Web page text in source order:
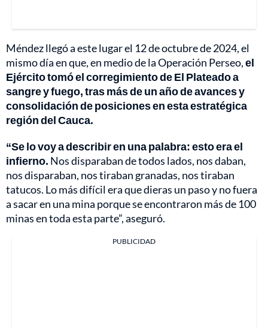
Méndez llegó a este lugar el 12 de octubre de 2024, el
mismo día en que, en medio de la Operación Perseo,el
Ejército tomó el corregimiento de El Plateado a
sangre y fuego, tras más de un año de avances y
consolidación de posiciones en esta estratégica
región del Cauca.
“Se lo voy a describir en una palabra: esto era el
infierno. Nos disparaban de todos lados, nos daban,
nos disparaban, nos tiraban granadas, nos tiraban
tatucos. Lo más difícil era que dieras un paso y no fuera
a sacar en una mina porque se encontraron más de 100
minas en toda esta parte”, aseguró.
PUBLICIDAD